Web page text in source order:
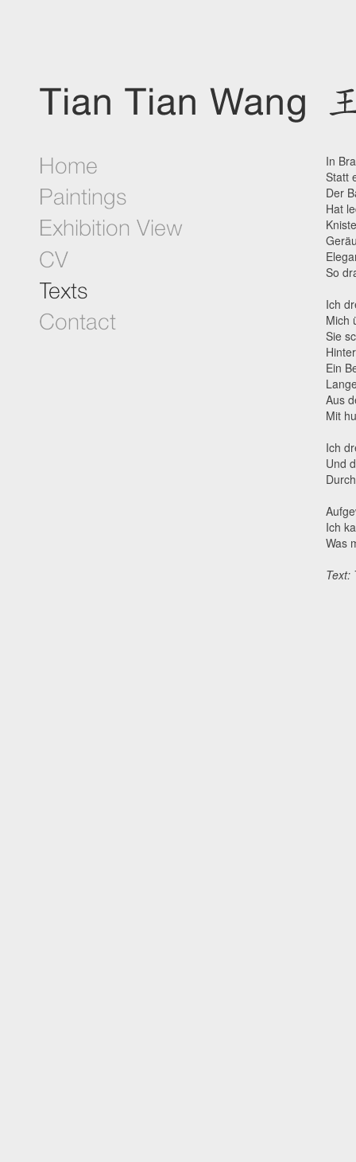
In
Statt
Der
Hat
So
Ich
Mich
Sie
Ein
Aus
Mit
Ich
Und
Ich
Was
Text: